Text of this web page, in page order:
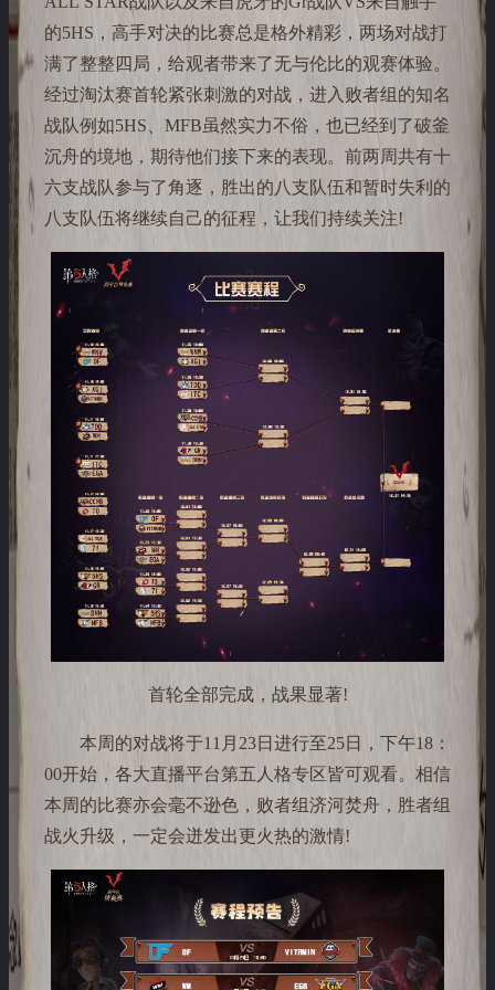
的5HS，高手对决的比赛总是格外精彩，两场对战打
满了整整四局，给观者带来了无与伦比的观赛体验。
经过淘汰赛首轮紧张刺激的对战，进入败者组的知名
战队例如5HS、MFB虽然实力不俗，也已经到了破釜
沉舟的境地，期待他们接下来的表现。前两周共有十
六支战队参与了角逐，胜出的八支队伍和暂时失利的
八支队伍将继续自己的征程，让我们持续关注!
首轮全部完成，战果显著!
本周的对战将于11月23日进行至25日，下午18：
00开始，各大直播平台第五人格专区皆可观看。相信
本周的比赛亦会毫不逊色，败者组济河焚舟，胜者组
战火升级，一定会迸发出更火热的激情!